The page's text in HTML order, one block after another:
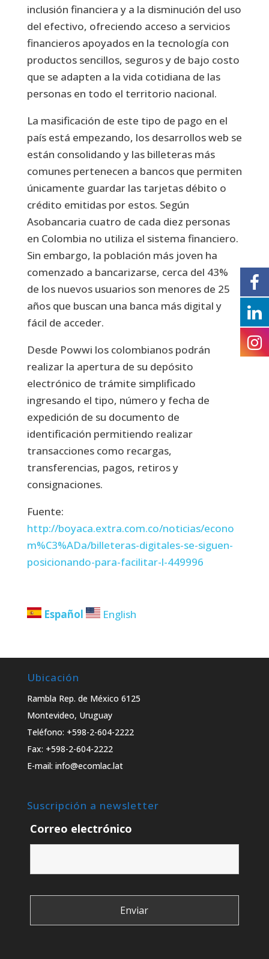
inclusión financiera y a la disminución del uso
del efectivo, ofreciendo acceso a servicios
financieros apoyados en la tecnología con
productos sencillos, seguros y de bajo costo
que se adapten a la vida cotidiana de las
personas en todo el territorio nacional.
La masificación de este tipo de pago en el
país está empezando, los desarrollos web se
están consolidando y las billeteras más
comunes pertenecen a bancos que permiten
únicamente guardar las tarjetas débito o
crédito emitidas por estos. Según
Asobancaria cuatro de cada diez personas
en Colombia no utiliza el sistema financiero.
Sin embargo, la población más joven ha
comenzado a bancarizarse, cerca del 43%
de los nuevos usuarios son menores de 25
años que buscan una banca más digital y
fácil de acceder.
Desde Powwi los colombianos podrán
realizar la apertura de su depósito
electrónico de trámite simplificado
ingresando el tipo, número y fecha de
expedición de su documento de
identificación permitiendo realizar
transacciones como recargas,
transferencias, pagos, retiros y
consignaciones.
Fuente:
http://boyaca.extra.com.co/noticias/econo
m%C3%ADa/billeteras-digitales-se-siguen-
posicionando-para-facilitar-l-449996
Español English
Ubicación
Rambla Rep. de México 6125
Montevideo, Uruguay
Teléfono: +598-2-604-2222
Fax: +598-2-604-2222
E-mail: info@ecomlac.lat
Suscripción a newsletter
Correo electrónico